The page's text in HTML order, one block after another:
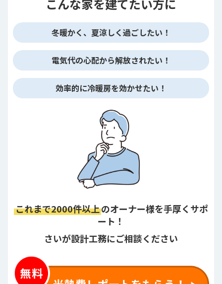
こんな家を建てたい方に
冬暖かく、夏涼しく過ごしたい！
電気代の心配から解放されたい！
効率的に冷暖房を効かせたい！
これまで2000件以上のオーナー様を手厚くサポ
ート！
さいが設計工務にご相談ください